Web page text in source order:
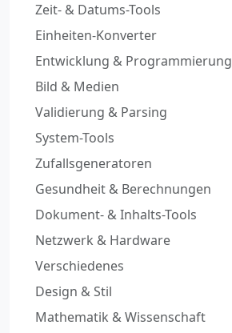
Zeit- & Datums-Tools
Einheiten-Konverter
Entwicklung & Programmierung
Bild & Medien
Validierung & Parsing
System-Tools
Zufallsgeneratoren
Gesundheit & Berechnungen
Dokument- & Inhalts-Tools
Netzwerk & Hardware
Verschiedenes
Design & Stil
Mathematik & Wissenschaft